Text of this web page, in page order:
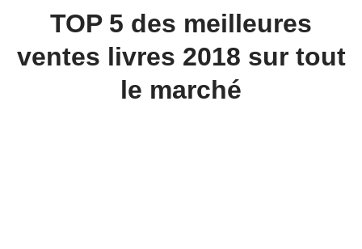
TOP 5 des meilleures
ventes livres 2018 sur tout
le marché